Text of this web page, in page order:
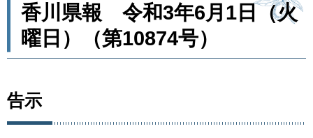
香川県報 令和3年6月1日（火
曜日）（第10874号）
告示